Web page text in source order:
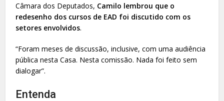
Câmara dos Deputados, Camilo lembrou que o
redesenho dos cursos de EAD foi discutido com os
setores envolvidos.
“Foram meses de discussão, inclusive, com uma audiência
pública nesta Casa. Nesta comissão. Nada foi feito sem
dialogar”.
Entenda